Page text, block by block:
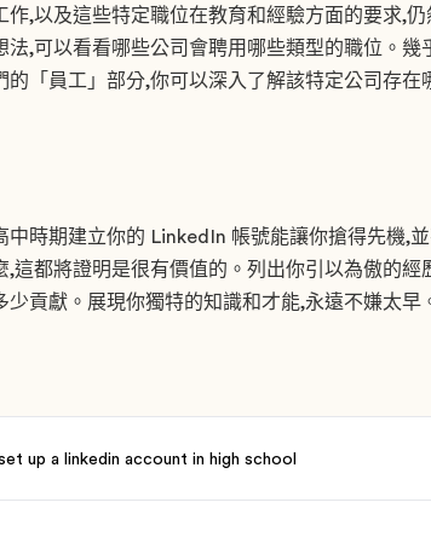
作,以及這些特定職位在教育和經驗方面的要求,
法,可以看看哪些公司會聘用哪些類型的職位。
的「員工」部分,你可以深入了解該特定公司存
中時期建立你的 LinkedIn 帳號能讓你搶得先機,
,這都將證明是很有價值的。列出你引以為傲的
少貢獻。展現你獨特的知識和才能,永遠不嫌太早
up a linkedin account in high school